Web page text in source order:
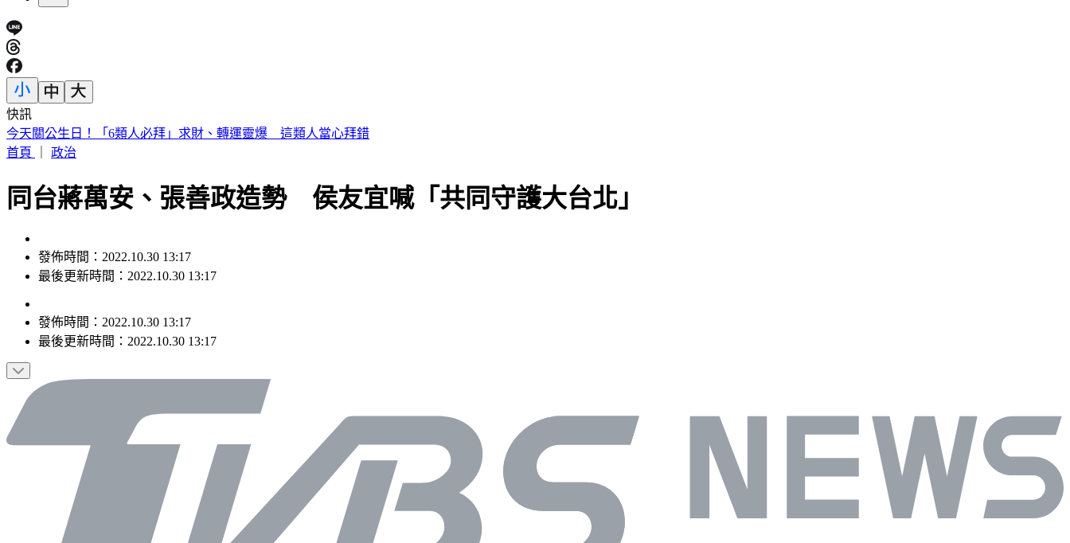
快訊
被選上國民法官該怎麼辦? 司法院廣告
首頁
政治
同台蔣萬安、張善政造勢 侯友宜喊「共同守護大台北」
發佈時間：2022.10.30 13:17
最後更新時間：2022.10.30 13:17
發佈時間： 2022.10.30 13:17
最後更新時間： 2022.10.30 13:17